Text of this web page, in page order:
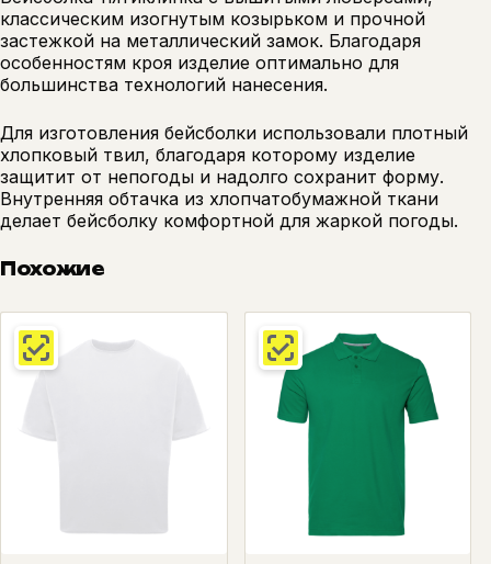
классическим изогнутым козырьком и прочной
застежкой на металлический замок. Благодаря
особенностям кроя изделие оптимально для
большинства технологий нанесения.
Для изготовления бейсболки использовали плотный
хлопковый твил, благодаря которому изделие
защитит от непогоды и надолго сохранит форму.
Внутренняя обтачка из хлопчатобумажной ткани
делает бейсболку комфортной для жаркой погоды.
Похожие